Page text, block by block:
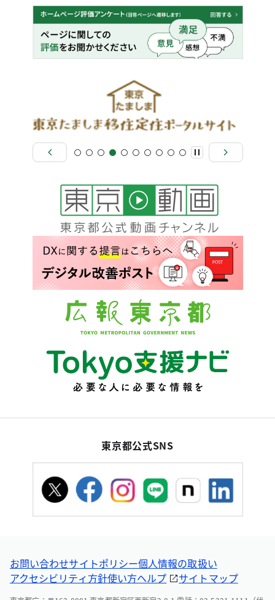
東京都公式SNS
お問い合わせサイトポリシー個人情報の取扱い
アクセシビリティ方針使い方ヘルプ サイトマップ